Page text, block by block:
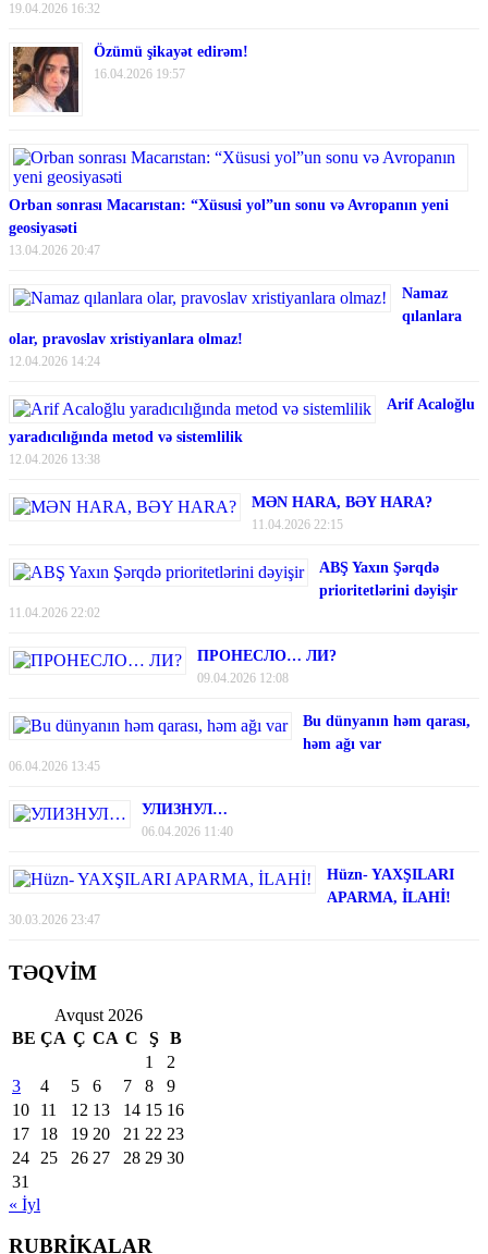
19.04.2026 16:32
Özümü şikayət edirəm!
16.04.2026 19:57
Orban sonrası Macarıstan: “Xüsusi yol”un sonu və Avropanın yeni
geosiyasəti
13.04.2026 20:47
Namaz
qılanlara
olar, pravoslav xristiyanlara olmaz!
12.04.2026 14:24
Arif Acaloğlu
yaradıcılığında metod və sistemlilik
12.04.2026 13:38
MƏN HARA, BƏY HARA?
11.04.2026 22:15
ABŞ Yaxın Şərqdə
prioritetlərini dəyişir
11.04.2026 22:02
ПРОНЕСЛО… ЛИ?
09.04.2026 12:08
Bu dünyanın həm qarası,
həm ağı var
06.04.2026 13:45
УЛИЗНУЛ…
06.04.2026 11:40
Hüzn- YAXŞILARI
APARMA, İLAHİ!
30.03.2026 23:47
TƏQVİM
Avqust 2026
BE ÇA Ç CA C Ş
B
1
2
3
4 5 6 7 8
9
10
11 12 13 14 15 16
17
18 19 20 21 22 23
24
25 26 27 28 29 30
31
« İyl
RUBRİKALAR